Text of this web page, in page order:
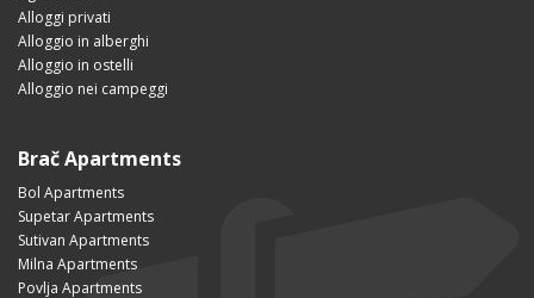
Alloggi privati
Alloggio in alberghi
Alloggio in ostelli
Alloggio nei campeggi
Brač Apartments
Bol Apartments
Supetar Apartments
Sutivan Apartments
Milna Apartments
Povlja Apartments